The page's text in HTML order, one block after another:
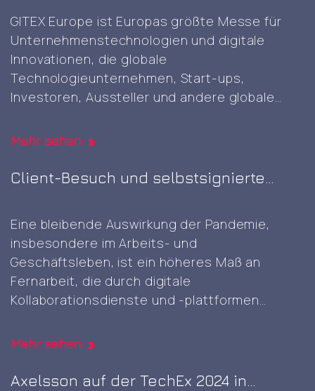
GITEX Europe ist Europas größte Messe für
Unternehmenstechnologien und digitale
Innovationen, die globale
Technologieunternehmen, Start-ups,
Investoren, Aussteller und andere globale
Cybersicherheits- und digitale Technologien
voranzutreiben. Es war die erste GITEX-Messe
in Europa. Es war großartig, diese gut geplante
Vielzahl von innovativen…Attending
the
first
GITEX
AI
Berlin
Mehr sehen
Client-Besuch und selbstsignierte
Eine bleibende Auswirkung der Pandemie,
insbesondere im Arbeits- und
Geschäftsleben, ist ein höheres Maß an
Fernarbeit, die durch digitale
Kollaborationsdienste und -plattformen
gelegentliche physische Anwesenheit von
ist etwas, das sich in digitalen Bereichen nicht
Mehr sehen
Axelsson auf der TechEx 2024 in